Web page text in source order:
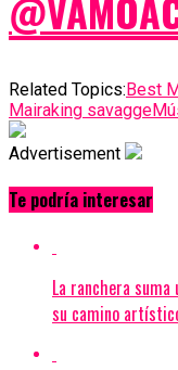
Related Topics:Best
Mairaking savagge
Advertisement
Te podría interesar
La ranchera suma
su camino